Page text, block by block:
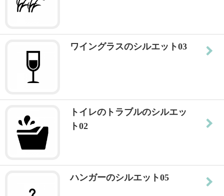
ワイングラスのシルエット03
トイレのトラブルのシルエッ
ト02
ハンガーのシルエット05